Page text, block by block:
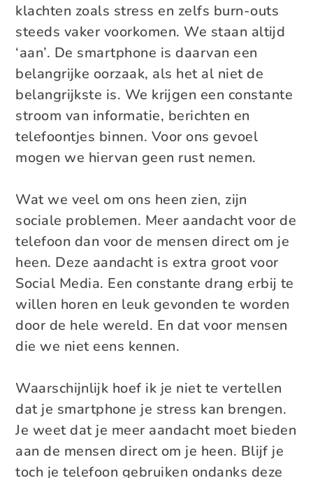
klachten zoals stress en zelfs burn-outs
steeds vaker voorkomen. We staan altijd
‘aan’. De smartphone is daarvan een
belangrijke oorzaak, als het al niet de
belangrijkste is. We krijgen een constante
stroom van informatie, berichten en
telefoontjes binnen. Voor ons gevoel
mogen we hiervan geen rust nemen.
Wat we veel om ons heen zien, zijn
sociale problemen. Meer aandacht voor de
telefoon dan voor de mensen direct om je
heen. Deze aandacht is extra groot voor
Social Media. Een constante drang erbij te
willen horen en leuk gevonden te worden
door de hele wereld. En dat voor mensen
die we niet eens kennen.
Waarschijnlijk hoef ik je niet te vertellen
dat je smartphone je stress kan brengen.
Je weet dat je meer aandacht moet bieden
aan de mensen direct om je heen. Blijf je
toch je telefoon gebruiken ondanks deze